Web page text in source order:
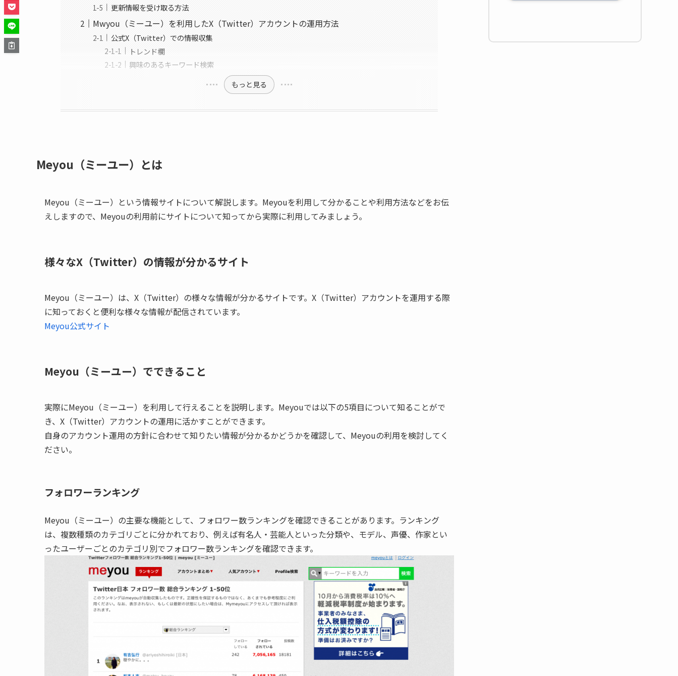
更新情報を受け取る方法
Mwyou（ミーユー）を利用したX（Twitter）アカウントの運用方法
公式X（Twitter）での情報収集
トレンド欄
興味のあるキーワード検索
もっと見る
Meyou（ミーユー）とは
Meyou（ミーユー）という情報サイトについて解説します。Meyouを利用して分かることや利用方法などをお伝
えしますので、Meyouの利用前にサイトについて知ってから実際に利用してみましょう。
様々なX（Twitter）の情報が分かるサイト
Meyou（ミーユー）は、X（Twitter）の様々な情報が分かるサイトです。X（Twitter）アカウントを運用する際
に知っておくと便利な様々な情報が配信されています。
Meyou公式サイト
Meyou（ミーユー）でできること
実際にMeyou（ミーユー）を利用して行えることを説明します。Meyouでは以下の5項目について知ることがで
き、X（Twitter）アカウントの運用に活かすことができます。
自身のアカウント運用の方針に合わせて知りたい情報が分かるかどうかを確認して、Meyouの利用を検討してく
ださい。
フォロワーランキング
Meyou（ミーユー）の主要な機能として、フォロワー数ランキングを確認できることがあります。ランキング
は、複数種類のカテゴリごとに分かれており、例えば有名人・芸能人といった分類や、モデル、声優、作家とい
ったユーザーごとのカテゴリ別でフォロワー数ランキングを確認できます。